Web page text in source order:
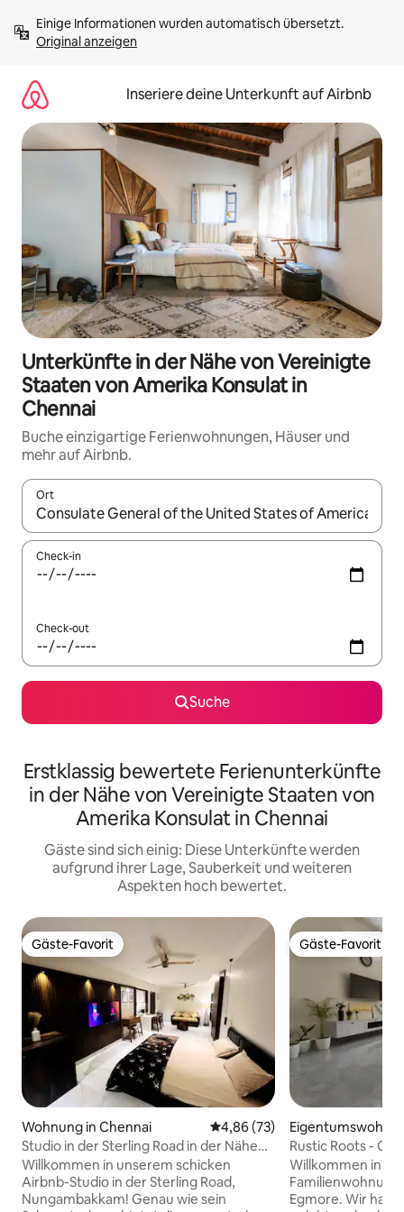
Inhalten
springenOriginal anzeigen
Inseriere deine Unterkunft auf Airbnb
Unterkünfte in der Nähe von Vereinigte
Staaten von Amerika Konsulat in
Chennai
Buche einzigartige Ferienwohnungen, Häuser und
mehr auf Airbnb.
Ort
Wenn Ergebnisse verfügbar sind, navigiere mit den
Check-in
Check-out
Suche
Erstklassig bewertete Ferienunterkünfte
in der Nähe von Vereinigte Staaten von
Amerika Konsulat in Chennai
Gäste sind sich einig: Diese Unterkünfte werden
aufgrund ihrer Lage, Sauberkeit und weiteren
Aspekten hoch bewertet.
Gäste-Favorit
Gäste-Favorit
Wohnung in Chennai Durchschnittliche Bewertung:
4,86 (73)
Studio in der Sterling Road in der Nähe
von Sankara Nethralaya 1D
Willkommen in unserem schicken
Airbnb-Studio in der Sterling Road,
Nungambakkam! Genau wie sein
Gäste-Favorit
Gäste-Favorit
Rustic Roots -
Wohnung mit
Willkommen in
Egmore. Wir